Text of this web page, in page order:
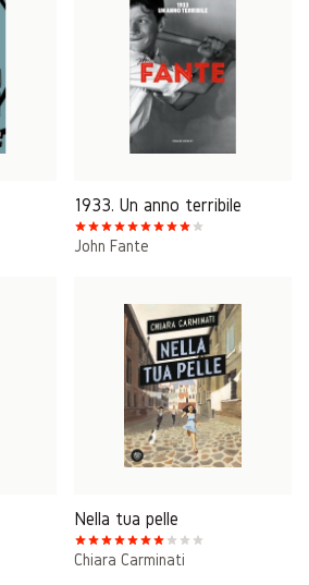
1933. Un anno terribile
John Fante
Nella tua pelle
Chiara Carminati